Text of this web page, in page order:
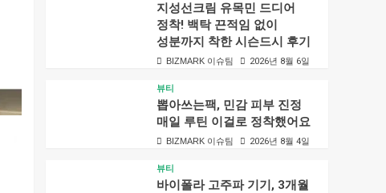
지성선크림 유목민 드디어
정착! 백탁 끈적임 없이
성분까지 착한 시슨드시 후기
BIZMARK 이슈팀 2026년 8월 6일
뷰티
뽑아쓰는팩, 민감 피부 진정
매일 루틴 이걸로 정착했어요
BIZMARK 이슈팀 2026년 8월 4일
뷰티
바이폴라 고주파 기기, 3개월